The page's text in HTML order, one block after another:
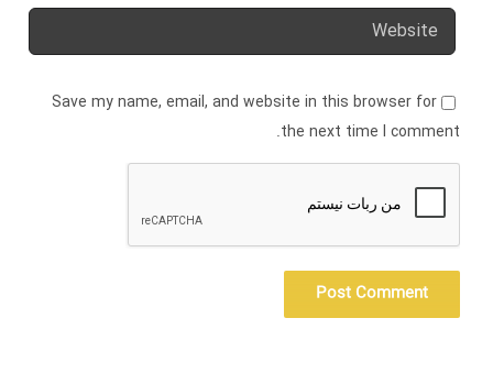
Save my name, email, and website in this browser for
the next time I comment.